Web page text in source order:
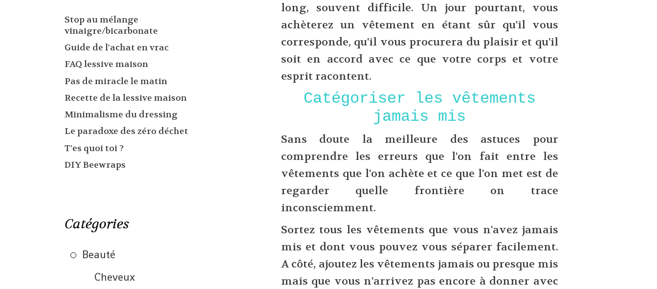
Stop au mélange
vinaigre/bicarbonate
Guide de l'achat en vrac
FAQ lessive maison
Pas de miracle le matin
Recette de la lessive maison
Minimalisme du dressing
Le paradoxe des zéro déchet
T'es quoi toi ?
DIY Beewraps
Catégories
Beauté
Cheveux
long, souvent difficile. Un jour pourtant, vous
achèterez un vêtement en étant sûr qu'il vous
corresponde, qu'il vous procurera du plaisir et qu'il
soit en accord avec ce que votre corps et votre
esprit racontent.
Catégoriser les vêtements
jamais mis
Sans doute la meilleure des astuces pour
comprendre les erreurs que l'on fait entre les
vêtements que l'on achète et ce que l'on met est de
regarder quelle frontière on trace
inconsciemment.
Sortez tous les vêtements que vous n'avez jamais
mis et dont vous pouvez vous séparer facilement.
A côté, ajoutez les vêtements jamais ou presque mis
mais que vous n'arrivez pas encore à donner avec